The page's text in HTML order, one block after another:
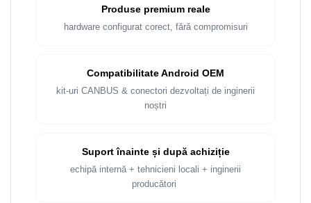
Rame adaptoare Dacia
Rame adaptoare BMW
Rame adaptoare Volvo
Produse premium reale
hardware configurat corect, fără compromisuri
Compatibilitate Android OEM
kit-uri CANBUS & conectori dezvoltați de inginerii
noștri
Suport înainte și după achiziție
echipă internă + tehnicieni locali + inginerii
producători